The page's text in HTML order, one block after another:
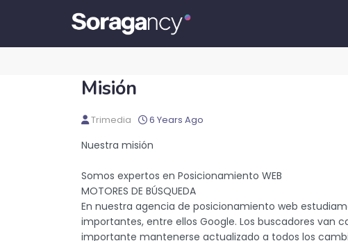
Misión
Trimedia 6 Years Ago
Nuestra misión
Somos expertos en Posicionamiento WEB
MOTORES DE BÚSQUEDA
En nuestra agencia de posicionamiento web
importantes, entre ellos Google. Los buscadores van
importante mantenerse actualizado a todos los